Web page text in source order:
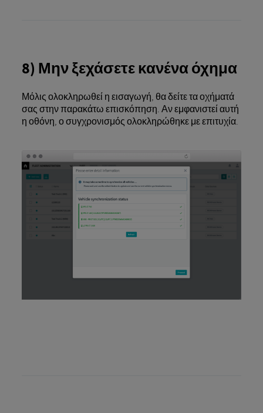
8) Μην ξεχάσετε κανένα όχημα
Μόλις ολοκληρωθεί η εισαγωγή, θα δείτε τα οχήματά
σας στην παρακάτω επισκόπηση. Αν εμφανιστεί αυτή
η οθόνη, ο συγχρονισμός ολοκληρώθηκε με επιτυχία.